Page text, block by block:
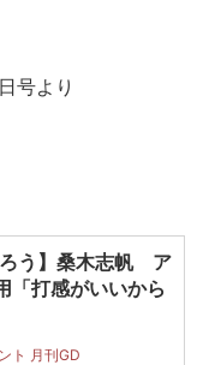
号より
ろう】桑木志帆 ア
「打感がいいから
ト 月刊GD